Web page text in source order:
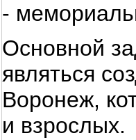
-
Основной
являться
Воронеж,
и взрослых.